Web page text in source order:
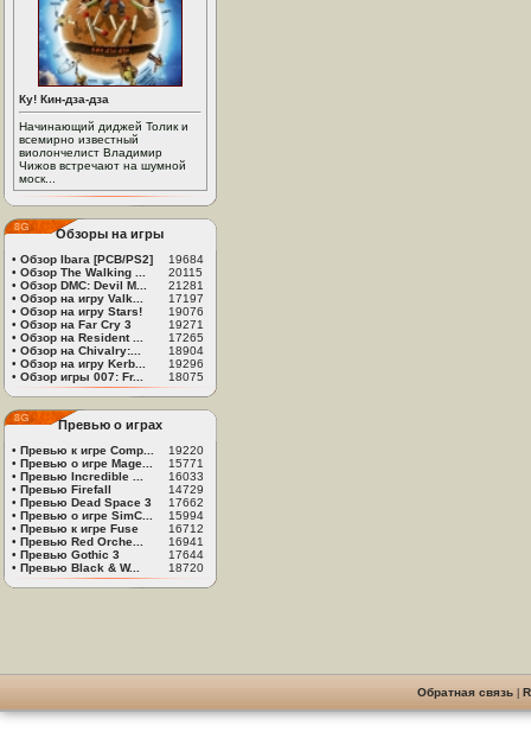
Ку! Кин-дза-дза
Начинающий диджей Толик и
всемирно известный
виолончелист Владимир
Чижов встречают на шумной
моск...
Обзоры на игры
• Обзор Ibara [PCB/PS2]
19684
• Обзор The Walking ...
20115
• Обзор DMC: Devil M...
21281
• Обзор на игру Valk...
17197
• Обзор на игру Stars!
19076
• Обзор на Far Cry 3
19271
• Обзор на Resident ...
17265
• Обзор на Chivalry:...
18904
• Обзор на игру Kerb...
19296
• Обзор игры 007: Fr... 18075
Превью о играх
• Превью к игре Comp...
19220
• Превью о игре Mage...
15771
• Превью Incredible ...
16033
• Превью Firefall
14729
• Превью Dead Space 3
17662
• Превью о игре SimC...
15994
• Превью к игре Fuse
16712
• Превью Red Orche...
16941
• Превью Gothic 3
17644
• Превью Black & W... 18720
Обратная связь